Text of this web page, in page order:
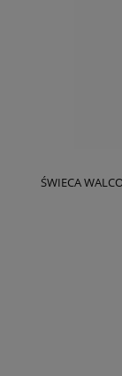
ŚWIECA